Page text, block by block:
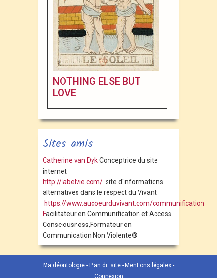
NOTHING ELSE BUT
LOVE
Sites amis
Catherine van DykConceptrice du site
internet
http://labelvie.com/ site d'informations
alternatives dans le respect du Vivant
https://www.aucoeurduvivant.com/communification
Facilitateur en Communification et Access
Consciousness,Formateur en
Communication Non Violente®
Ma déontologie-Plan du site- Mentions légales -
Connexion